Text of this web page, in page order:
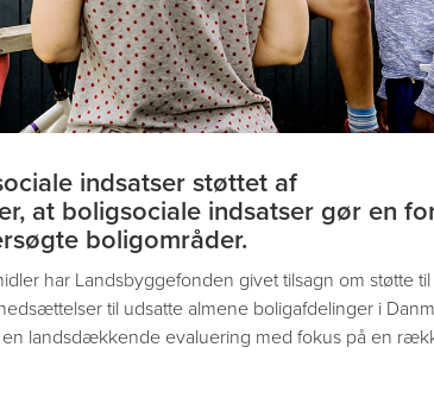
indsatser støttet af
at boligsociale indsatser gør en
boligområder.
har Landsbyggefonden givet tilsagn om støtte til
til udsatte almene boligafdelinger i
landsdækkende evaluering med fokus på en